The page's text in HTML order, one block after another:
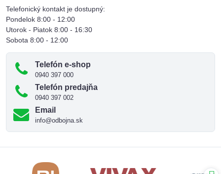
Telefonický kontakt je dostupný:
Pondelok 8:00 - 12:00
Utorok - Piatok 8:00 - 16:30
Sobota 8:00 - 12:00
Telefón e-shop
0940 397 000
Telefón predajňa
0940 397 002
Email
info@odbojna.sk